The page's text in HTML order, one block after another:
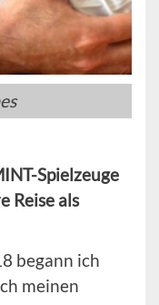
Spielzeuge
Reise als
begann ich
meinen